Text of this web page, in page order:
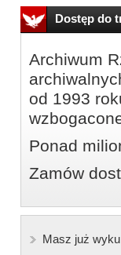
Dostęp do
Archiwum
od 1993
Ponad
Zamów
Masz już